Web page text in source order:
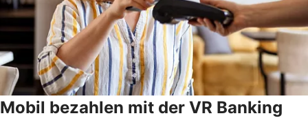
Mobil bezahlen mit der VR Banking